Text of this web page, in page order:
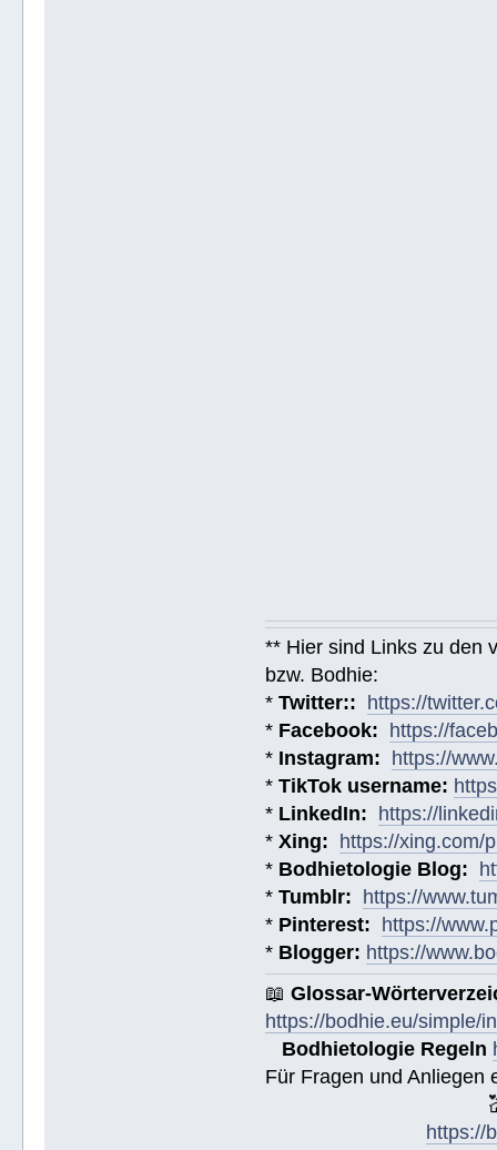
** Hier sind Links zu den
bzw. Bodhie:
*Twitter::
https://
* Facebook:
https://
* Instagram:
https://
*TikTok username:
* LinkedIn:
https://
*Xing:
https://xing.com/
* Bodhietologie Blog:
*Tumblr:
https://
* Pinterest:
https://
* Blogger: https://
📖Glossar-
https://bodhie.eu/simple/
Bodhietologie Regeln
Für Fragen und Anliegen
https://